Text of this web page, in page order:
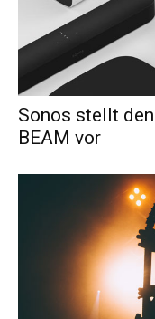
Sonos stellt
BEAM vor